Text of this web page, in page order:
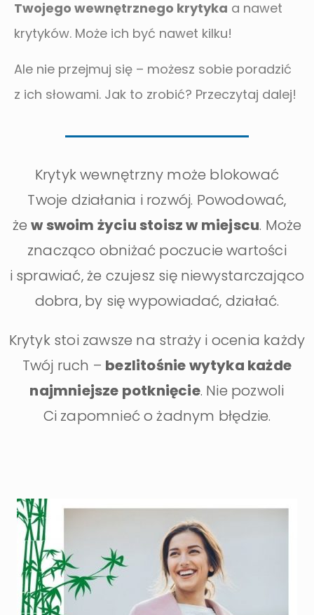
Twojego wewnętrznego krytyka a nawet
krytyków. Może ich być nawet kilku!
Ale nie przejmuj się – możesz sobie poradzić
z ich słowami. Jak to zrobić? Przeczytaj dalej!
Krytyk wewnętrzny może blokować
Twoje działania i rozwój. Powodować,
żew swoim życiu stoisz w miejscu. Może
znacząco obniżać poczucie wartości
i sprawiać, że czujesz się niewystarczająco
dobra, by się wypowiadać, działać.
Krytyk stoi zawsze na straży i ocenia każdy
Twój ruch – bezlitośnie wytyka każde
najmniejsze potknięcie. Nie pozwoli
Ci zapomnieć o żadnym błędzie.